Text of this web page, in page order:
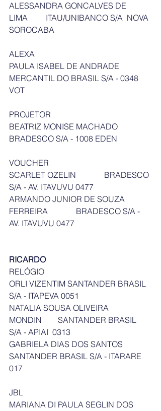
ALESSANDRA GONCALVES DE
LIMA         ITAU/UNIBANCO S/A  NOVA
SOROCABA
ALEXA
PAULA ISABEL DE ANDRADE
MERCANTIL DO BRASIL S/A - 0348
VOT
PROJETOR
BEATRIZ MONISE MACHADO
BRADESCO S/A - 1008 EDEN
VOUCHER
SCARLET OZELIN              BRADESCO
S/A - AV. ITAVUVU 0477
ARMANDO JUNIOR DE SOUZA
FERREIRA              BRADESCO S/A -
AV. ITAVUVU 0477
RICARDO
RELÓGIO
ORLI VIZENTIM SANTANDER BRASIL
S/A - ITAPEVA 0051
NATALIA SOUSA OLIVEIRA
MONDIN        SANTANDER BRASIL
S/A - APIAI  0313
GABRIELA DIAS DOS SANTOS
SANTANDER BRASIL S/A - ITARARE
017
JBL
MARIANA DI PAULA SEGLIN DOS